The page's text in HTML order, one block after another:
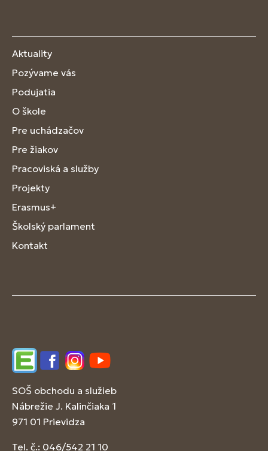
Aktuality
Pozývame vás
Podujatia
O škole
Pre uchádzačov
Pre žiakov
Pracoviská a služby
Projekty
Erasmus+
Školský parlament
Kontakt
EdupageFacebookInstagram
YouTube
SOŠ obchodu a služieb
Nábrežie J. Kalinčiaka 1
971 01 Prievidza
Tel. č.: 046/542 21 10